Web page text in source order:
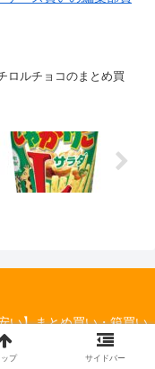
ロルチョコのまとめ買
い】まとめ買い・箱買い
ップ サイドバー